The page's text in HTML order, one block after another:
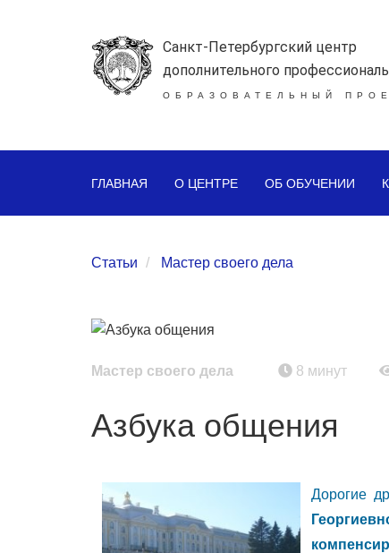
Санкт-Петербургский центр
дополнительного
ОБРАЗОВАТЕЛЬНЫЙ
ГЛАВНАЯ О ЦЕНТРЕ ОБ ОБУЧЕНИИ
Статьи Мастер своего дела
Мастер своего дела 8 минут
Азбука общения
Дорогие